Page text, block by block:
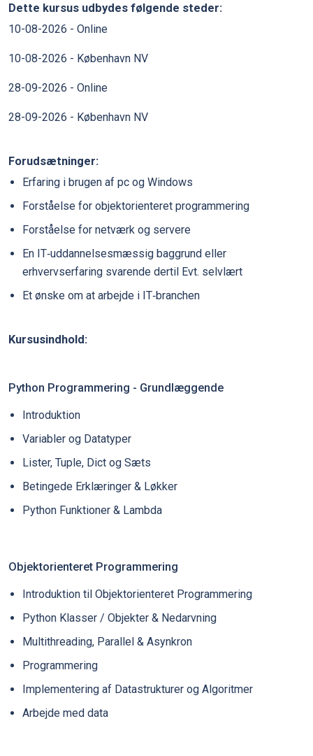
Dette kursus udbydes følgende steder:
10-08-2026 - Online
10-08-2026 - København NV
28-09-2026 - Online
28-09-2026 - København NV
Forudsætninger:
Erfaring i brugen af pc og Windows
Forståelse for objektorienteret programmering
Forståelse for netværk og servere
En IT‐uddannelsesmæssig baggrund eller
erhvervserfaring svarende dertil Evt. selvlært
Et ønske om at arbejde i IT‐branchen
Kursusindhold:
Python Programmering - Grundlæggende
Introduktion
Variabler og Datatyper
Lister, Tuple, Dict og Sæts
Betingede Erklæringer & Løkker
Python Funktioner & Lambda
Objektorienteret Programmering
Introduktion til Objektorienteret Programmering
Python Klasser / Objekter & Nedarvning
Multithreading, Parallel & Asynkron
Programmering
Implementering af Datastrukturer og Algoritmer
Arbejde med data